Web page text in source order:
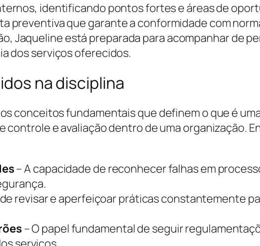
identificando pontos fortes e áreas de
preventiva que garante a conformidade com
Jaqueline está preparada para acompanhar de
dos serviços oferecidos.
na disciplina
conceitos fundamentais que definem o que é
e avaliação dentro de uma organização.
– A capacidade de reconhecer falhas em
revisar e aperfeiçoar práticas constantemente
– O papel fundamental de seguir